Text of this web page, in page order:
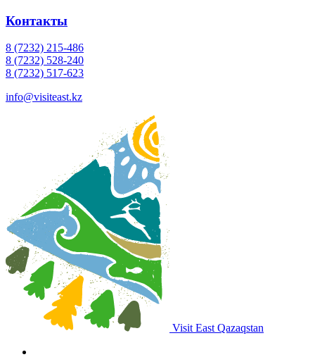
Контакты
8 (7232) 215-486
8 (7232) 528-240
8 (7232) 517-623
info@visiteast.kz
Visit East Qazaqstan